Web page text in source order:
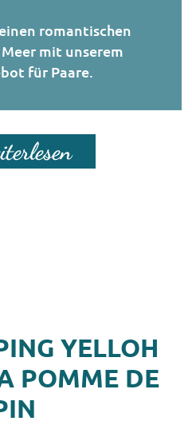
romantischen
mit unserem
für Paare.
YELLOH
POMME DE